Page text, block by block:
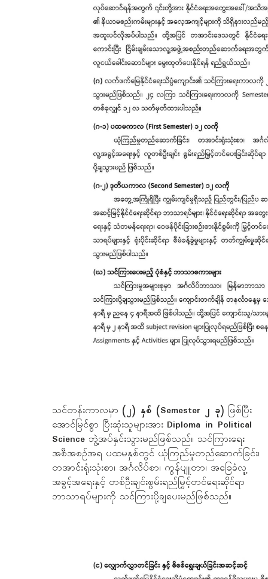
သင်တန်းကာလမှာ (၂) နှစ် (Semester ၂ ခု) ဖြစ်ပြီး
အောင်မြင်စွာ ပြီးဆုံးသူများအား Diploma in Political
Scienceဘွဲ့အပ်နှင်းသွားမည်ဖြစ်သည်။ သင်ကြားရေး
အစီအစဉ်အရ ပထမနှစ်တွင် ယုံကြည်မှုတည်ဆောက်ခြင်း၊
တအာင်းရုံးသုံးစာ၊ အင်္ဂလိပ်စာ၊ ကွန်ပျူတာ၊ အခြေခံလူ့
အခွင့်အရေးနှင့် တစ်ဦးချင်းစွမ်းရည်မြှင့်တင်ရေးဆိုင်ရာ
ဘာသာရပ်များကို သင်ကြားပို့ချပေးမည်ဖြစ်သည်။